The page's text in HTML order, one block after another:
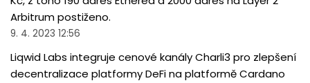
Arbitrum postiženo.
9. 4. 2023 12:56
Liqwid Labs integruje cenové kanály Charli3 pro zlepšení
decentralizace platformy DeFi na platformě Cardano